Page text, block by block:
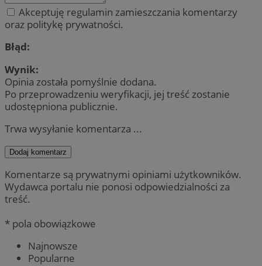
Akceptuję regulamin zamieszczania komentarzy
oraz politykę prywatności.
Błąd:
Wynik:
Opinia została pomyślnie dodana.
Po przeprowadzeniu weryfikacji, jej treść zostanie
udostępniona publicznie.
Trwa wysyłanie komentarza ...
Dodaj komentarz
Komentarze są prywatnymi opiniami użytkowników.
Wydawca portalu nie ponosi odpowiedzialności za
treść.
* pola obowiązkowe
Najnowsze
Popularne